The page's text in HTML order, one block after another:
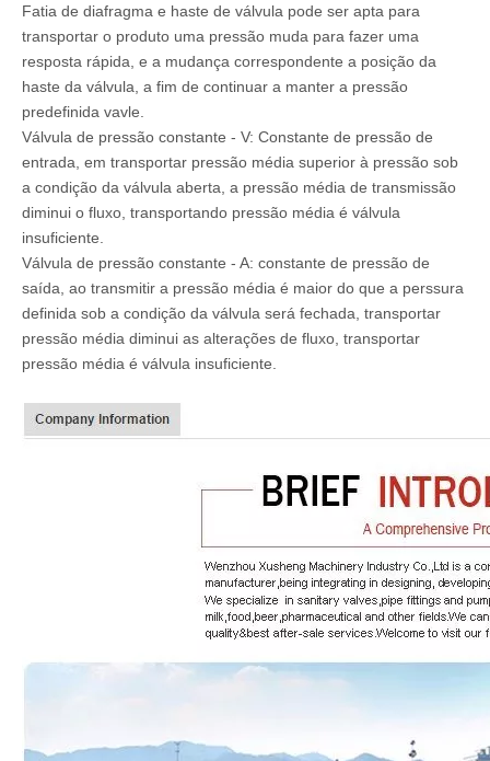
Fatia de diafragma e haste de válvula pode ser apta para
transportar o produto uma pressão muda para fazer uma
resposta rápida, e a mudança correspondente a posição da
haste da válvula, a fim de continuar a manter a pressão
predefinida vavle.
Válvula de pressão constante - V: Constante de pressão de
entrada, em transportar pressão média superior à pressão sob
a condição da válvula aberta, a pressão média de transmissão
diminui o fluxo, transportando pressão média é válvula
insuficiente.
Válvula de pressão constante - A: constante de pressão de
saída, ao transmitir a pressão média é maior do que a perssura
definida sob a condição da válvula será fechada, transportar
pressão média diminui as alterações de fluxo, transportar
pressão média é válvula insuficiente.